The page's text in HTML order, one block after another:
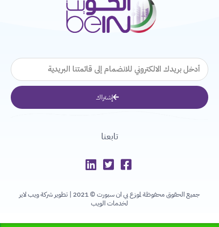
البريد
الإلكتروني
إشتراك
تابعنا
جميع الحقوق محفوظة لموزع بي ان سبورت © 2021 |
تطوير شركة ويب لاير
لخدمات الويب